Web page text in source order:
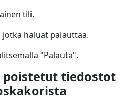
tili.
haluat palauttaa.
"Palauta".
poistetut tiedostot